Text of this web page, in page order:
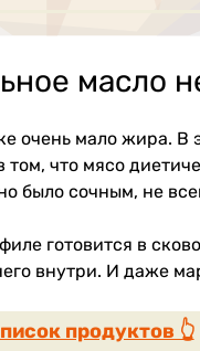
масло
очень мало жира. В
что мясо
было сочным, не
готовится в
внутри. И даже
продуктов 👆